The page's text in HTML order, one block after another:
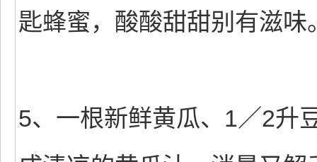
匙蜂蜜，酸酸甜甜别有滋味
5、一根新鲜黄瓜、1／2升